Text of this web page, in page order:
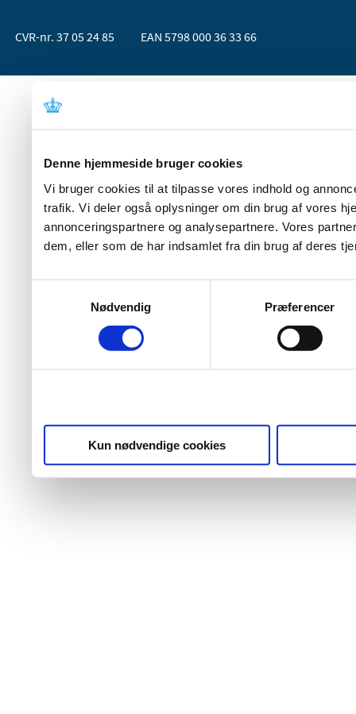
Denne hjemmeside bruger cookies
Vi bruger cookies til at tilpasse vores indhold og
trafik. Vi deler også oplysninger om din brug af vores
annonceringspartnere og analysepartnere. Vores
dem, eller som de har indsamlet fra din brug af deres
Nødvendig
Præferencer
Kun nødvendige cookies
CVR-nr. 37 05 24 85 EAN 5798 000 36 33 66